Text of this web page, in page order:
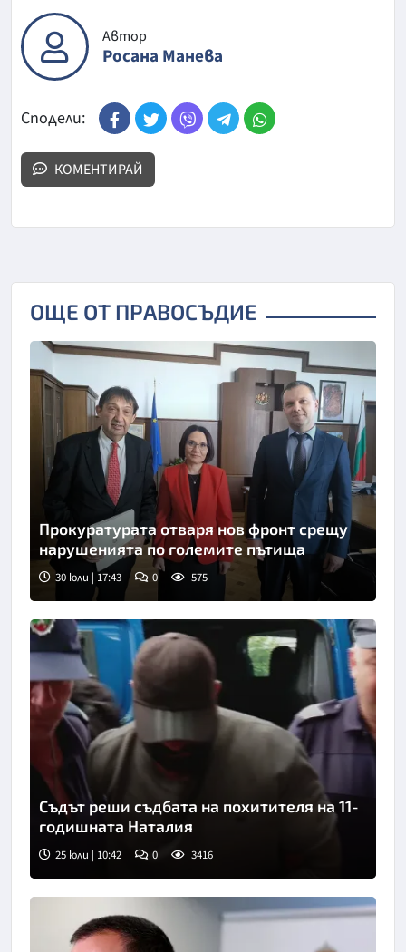
Автор
Росана Манева
Сподели:
КОМЕНТИРАЙ
ОЩЕ ОТ ПРАВОСЪДИЕ
Прокуратурата отваря нов фронт срещу
нарушенията по големите пътища
30 юли | 17:43 0 575
Съдът реши съдбата на похитителя на 11-
годишната Наталия
25 юли | 10:42 0 3416